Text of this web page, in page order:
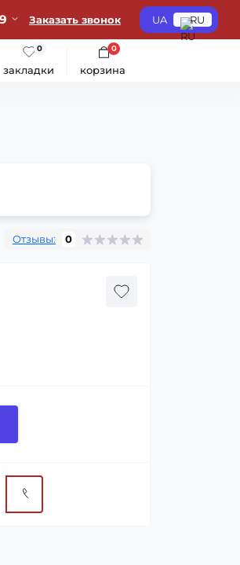
Заказать звонок UA RU
закладки
0
корзина
0
Отзывы: 0